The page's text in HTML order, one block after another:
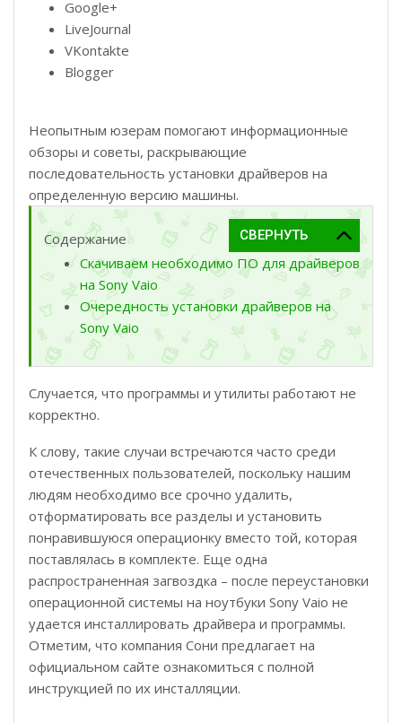
Google+
LiveJournal
VKontakte
Blogger
Неопытным юзерам помогают информационные
обзоры и советы, раскрывающие
последовательность установки драйверов на
определенную версию машины.
Содержание
Скачиваем необходимо ПО для драйверов
на Sony Vaio
Очередность установки драйверов на
Sony Vaio
Случается, что программы и утилиты работают не
корректно.
К слову, такие случаи встречаются часто среди
отечественных пользователей, поскольку нашим
людям необходимо все срочно удалить,
отформатировать все разделы и установить
понравившуюся операционку вместо той, которая
поставлялась в комплекте. Еще одна
распространенная загвоздка – после переустановки
операционной системы на ноутбуки Sony Vaio не
удается инсталлировать драйвера и программы.
Отметим, что компания Сони предлагает на
официальном сайте ознакомиться с полной
инструкцией по их инсталляции.